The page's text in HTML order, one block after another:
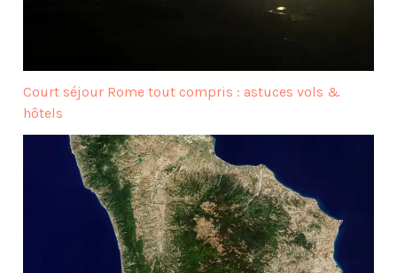
Court séjour Rome tout compris : astuces vols &
hôtels